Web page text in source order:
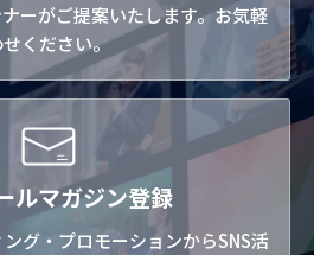
ーがご提案いたします。お気軽
ください。
ルマガジン登録
グ・プロモーションからSNS活